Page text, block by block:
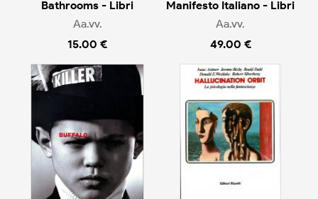
Bathrooms - Libri
Aa.vv.
15.00 €
Manifesto Italiano - Libri
Aa.vv.
49.00 €